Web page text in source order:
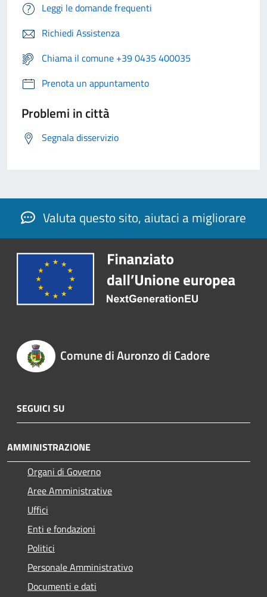
Leggi le domande frequenti
Richiedi Assistenza
Chiama il comune +39 0435 400035
Prenota un appuntamento
Problemi in città
Segnala disservizio
Valuta questo sito, aiutaci a migliorare
Comune di Auronzo di Cadore
SEGUICI SU
AMMINISTRAZIONE
Organi di Governo
Aree Amministrative
Uffici
Enti e fondazioni
Politici
Personale Amministrativo
Documenti e dati